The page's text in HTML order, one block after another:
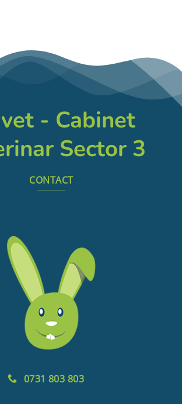
- Cabinet
Sector 3
CONTACT
0731 803 803